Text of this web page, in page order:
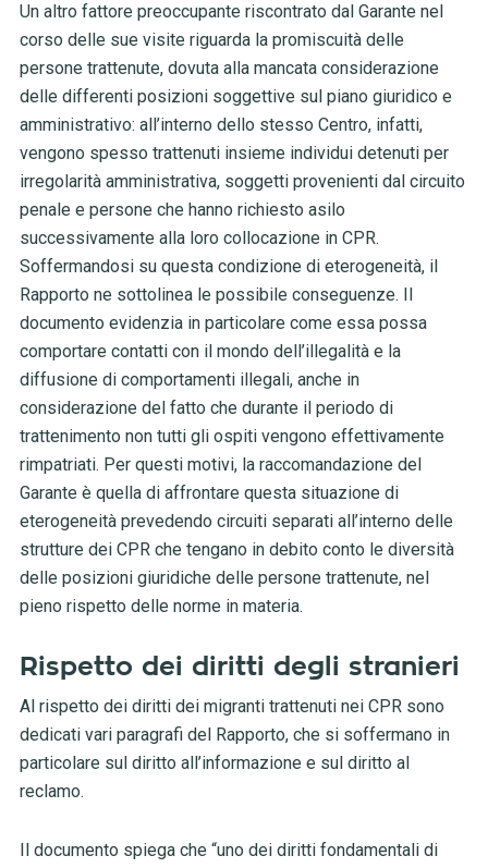
Un altro fattore preoccupante riscontrato dal Garante nel
corso delle sue visite riguarda la promiscuità delle
persone trattenute, dovuta alla mancata considerazione
delle differenti posizioni soggettive sul piano giuridico e
amministrativo: all’interno dello stesso Centro, infatti,
vengono spesso trattenuti insieme individui detenuti per
irregolarità amministrativa, soggetti provenienti dal circuito
penale e persone che hanno richiesto asilo
successivamente alla loro collocazione in CPR.
Soffermandosi su questa condizione di eterogeneità, il
Rapporto ne sottolinea le possibile conseguenze. Il
documento evidenzia in particolare come essa possa
comportare contatti con il mondo dell’illegalità e la
diffusione di comportamenti illegali, anche in
considerazione del fatto che durante il periodo di
trattenimento non tutti gli ospiti vengono effettivamente
rimpatriati. Per questi motivi, la raccomandazione del
Garante è quella di affrontare questa situazione di
eterogeneità prevedendo circuiti separati all’interno delle
strutture dei CPR che tengano in debito conto le diversità
delle posizioni giuridiche delle persone trattenute, nel
pieno rispetto delle norme in materia.
Rispetto dei diritti degli stranieri
Al rispetto dei diritti dei migranti trattenuti nei CPR sono
dedicati vari paragrafi del Rapporto, che si soffermano in
particolare sul diritto all’informazione e sul diritto al
reclamo.
Il documento spiega che “uno dei diritti fondamentali di